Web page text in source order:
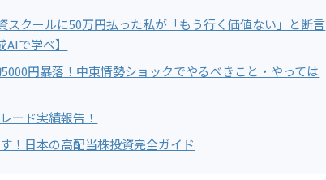
スクールに50万円払った私が「もう行く価値ない」と断言
で学べ】
5000円暴落！中東情勢ショックでやるべきこと・やっては
ード実績報告！
！日本の高配当株投資完全ガイド